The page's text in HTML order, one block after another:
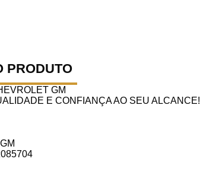
PRODUTO
GM
E CONFIANÇA AO SEU ALCANCE!